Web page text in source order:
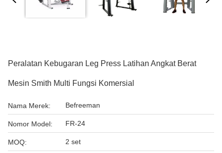
Peralatan Kebugaran Leg Press Latihan Angkat Berat
Mesin Smith Multi Fungsi Komersial
Nama Merek: Befreeman
Nomor Model: FR-24
MOQ: 2 set